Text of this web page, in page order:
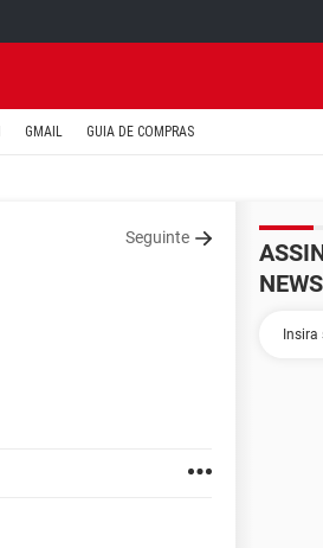
GMAIL GUIA DE COMPRAS
Seguinte